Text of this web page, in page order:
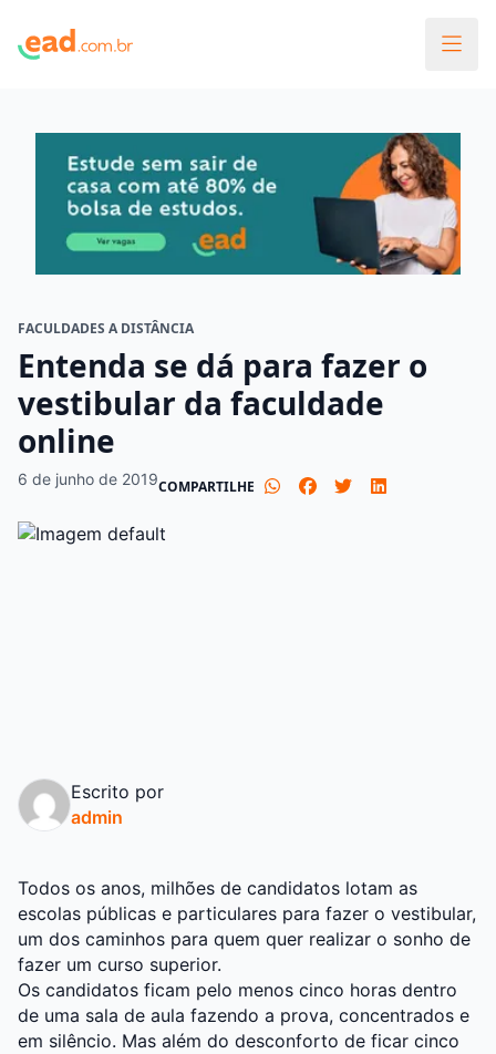
FACULDADES A DISTÂNCIA
Entenda se dá para fazer o
vestibular da faculdade
online
6 de junho de 2019COMPARTILHE
Escrito por
admin
Todos os anos, milhões de candidatos lotam as
escolas públicas e particulares para fazer o vestibular,
um dos caminhos para quem quer realizar o sonho de
fazer um curso superior.
Os candidatos ficam pelo menos cinco horas dentro
de uma sala de aula fazendo a prova, concentrados e
em silêncio. Mas além do desconforto de ficar cinco